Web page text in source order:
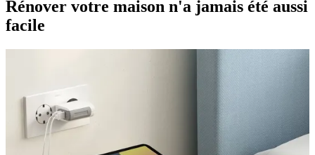
Rénover votre maison n'a jamais été aussi
facile